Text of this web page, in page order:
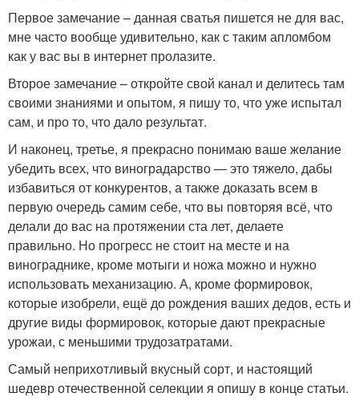
Первое замечание – данная сватья пишется не для вас,
мне часто вообще удивительно, как с таким апломбом
как у вас вы в интернет пролазите.
Второе замечание – откройте свой канал и делитесь там
своими знаниями и опытом, я пишу то, что уже испытал
сам, и про то, что дало результат.
И наконец, третье, я прекрасно понимаю ваше желание
убедить всех, что виноградарство — это тяжело, дабы
избавиться от конкурентов, а также доказать всем в
первую очередь самим себе, что вы повторяя всё, что
делали до вас на протяжении ста лет, делаете
правильно. Но прогресс не стоит на месте и на
винограднике, кроме мотыги и ножа можно и нужно
использовать механизацию. А, кроме формировок,
которые изобрели, ещё до рождения ваших дедов, есть и
другие виды формировок, которые дают прекрасные
урожаи, с меньшими трудозатратами.
Самый неприхотливый вкусный сорт, и настоящий
шедевр отечественной селекции я опишу в конце статьи.